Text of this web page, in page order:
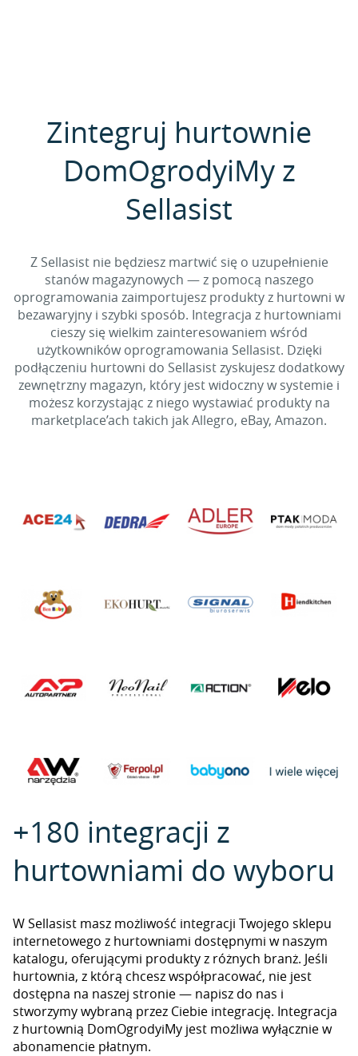
Zintegruj hurtownie
DomOgrodyiMy z
Sellasist
Z Sellasist nie będziesz martwić się o uzupełnienie
stanów magazynowych — z pomocą naszego
oprogramowania zaimportujesz produkty z hurtowni w
bezawaryjny i szybki sposób. Integracja z hurtowniami
cieszy się wielkim zainteresowaniem wśród
użytkowników oprogramowania Sellasist. Dzięki
podłączeniu hurtowni do Sellasist zyskujesz dodatkowy
zewnętrzny magazyn, który jest widoczny w systemie i
możesz korzystając z niego wystawiać produkty na
marketplace’ach takich jak Allegro, eBay, Amazon.
+180 integracji z
hurtowniami do wyboru
W Sellasist masz możliwość integracji Twojego sklepu
internetowego z hurtowniami dostępnymi w naszym
katalogu, oferującymi produkty z różnych branż. Jeśli
hurtownia, z którą chcesz współpracować, nie jest
dostępna na naszej stronie — napisz do nas i
stworzymy wybraną przez Ciebie integrację. Integracja
z hurtownią DomOgrodyiMy jest możliwa wyłącznie w
abonamencie płatnym.